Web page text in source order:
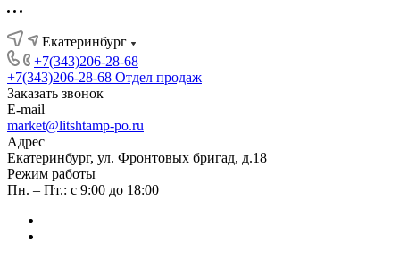
Екатеринбург
+7(343)206-28-68
+7(343)206-28-68 Отдел продаж
Заказать звонок
E-mail
market@litshtamp-po.ru
Адрес
Екатеринбург, ул. Фронтовых бригад, д.18
Режим работы
Пн. – Пт.: с 9:00 до 18:00